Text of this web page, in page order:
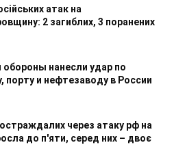
атак на
2 загиблих, 3 поранених
нанесли удар по
порту и нефтезаводу в России
через атаку рф на
до п'яти, серед них – двоє